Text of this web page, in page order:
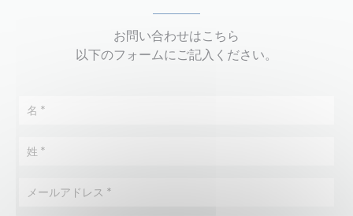
お問い合わせはこちら
以下のフォームにご記入ください。